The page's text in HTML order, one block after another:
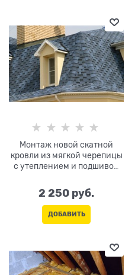
Монтаж новой скатной
кровли из мягкой черепицы
с утеплением и подшивом
2 250 руб.
ДОБАВИТЬ